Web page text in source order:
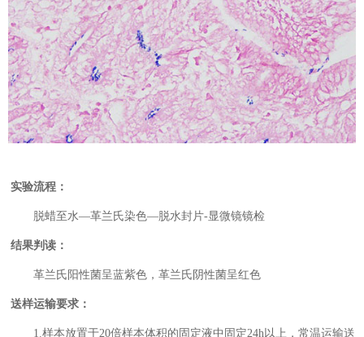
实验流程：
脱蜡至水—革兰氏染色—脱水封片-显微镜镜检
结果判读：
革兰氏阳性菌呈蓝紫色，革兰氏阴性菌呈红色
送样运输要求：
1.样本放置于20倍样本体积的固定液中固定24h以上，常温运输送